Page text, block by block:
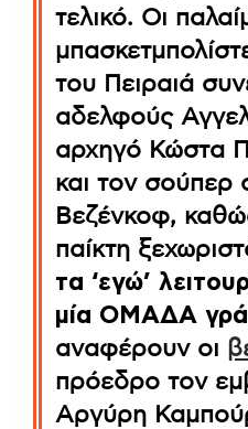
τελικό. Οι
του Πειραιά
αδελφούς
αρχηγό Κώστα
και τον σούπερ
Βεζένκοφ,
παίκτη
τα ‘εγώ’
μία ΟΜΑΔΑ
αναφέρουν οι
πρόεδρο τον
Αργύρη